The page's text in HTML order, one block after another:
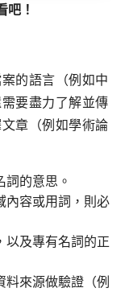
吧！
的語言（例如中
要盡力了解並傳
章（例如學術論
的意思。
內容或用詞，則必
以及專有名詞的正
料來源做驗證（例